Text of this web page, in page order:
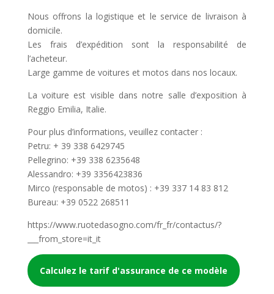
Nous offrons la logistique et le service de livraison à
domicile.
Les frais d’expédition sont la responsabilité de
l’acheteur.
Large gamme de voitures et motos dans nos locaux.
La voiture est visible dans notre salle d’exposition à
Reggio Emilia, Italie.
Pour plus d’informations, veuillez contacter :
Petru: + 39 338 6429745
Pellegrino: +39 338 6235648
Alessandro: +39 3356423836
Mirco (responsable de motos) : +39 337 14 83 812
Bureau: +39 0522 268511
https://www.ruotedasogno.com/fr_fr/contactus/?
___from_store=it_it
Calculez le tarif d'assurance de ce modèle